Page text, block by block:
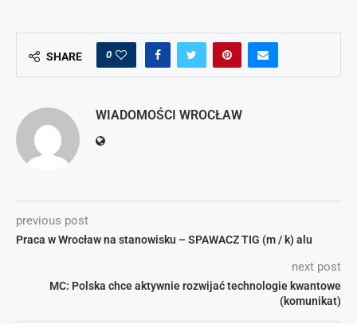
SHARE 0
WIADOMOŚCI WROCŁAW
previous post
Praca w Wrocław na stanowisku – SPAWACZ TIG (m / k) alu
next post
MC: Polska chce aktywnie rozwijać technologie kwantowe
(komunikat)